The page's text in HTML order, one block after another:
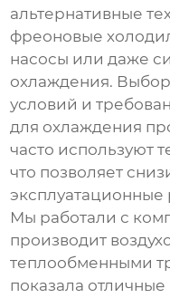
альтернативные
фреоновые
насосы или даже
охлаждения. Выбор
условий и
для охлаждения
часто используют
что позволяет
эксплуатационные
Мы работали с
производит
теплообменными
показала